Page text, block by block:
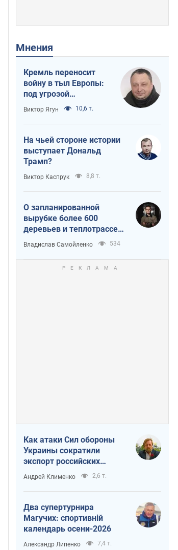
Мнения
Кремль переносит
войну в тыл Европы:
под угрозой
критическая
логистика
Виктор Ягун 10,6 т.
На чьей стороне истории
выступает Дональд
Трамп?
Виктор Каспрук 8,8 т.
О запланированной
вырубке более 600
деревьев и теплотрассе:
что происходит на
Теремках в Киеве
Владислав Самойленко 534
Как атаки Сил обороны
Украины сократили
экспорт российских
нефтепродуктов
Андрей Клименко 2,6 т.
Два супертурнира
Магучих: спортивній
календарь осени-2026
Александр Липенко 7,4 т.